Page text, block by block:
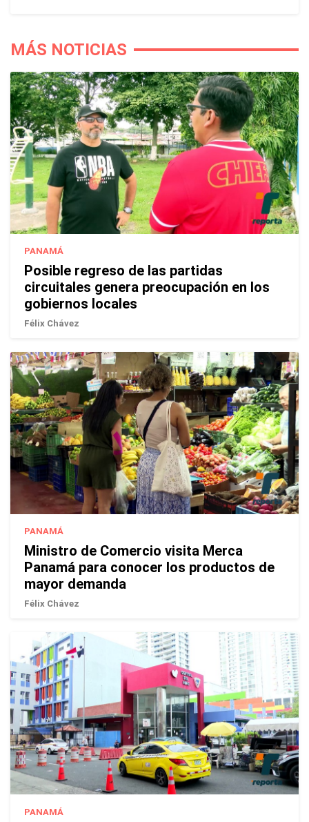
MÁS NOTICIAS
PANAMÁ
Posible regreso de las partidas
circuitales genera preocupación en los
gobiernos locales
Félix Chávez
PANAMÁ
Ministro de Comercio visita Merca
Panamá para conocer los productos de
mayor demanda
Félix Chávez
PANAMÁ